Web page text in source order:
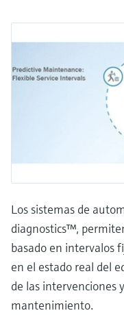
Los sistemas de
diagnostics™,
basado en intervalos
en el estado real del
de las intervenciones
mantenimiento.